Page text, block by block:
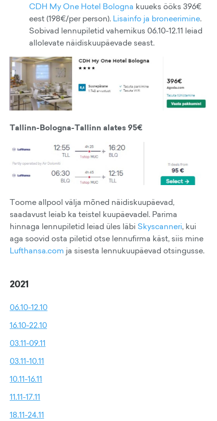
CDH My One Hotel Bologna kuueks ööks 396€
eest (198€/per person). Lisainfo ja broneerimine.
Sobivad lennupiletid vahemikus 06.10-12.11 leiad
allolevate näidiskuupäevade seast.
Tallinn-Bologna-Tallinn alates 95€
Toome allpool välja mõned näidiskuupäevad,
saadavust leiab ka teistel kuupäevadel. Parima
hinnaga lennupiletid leiad üles läbi Skyscanneri, kui
aga soovid osta piletid otse lennufirma käst, siis mine
Lufthansa.com ja sisesta lennukuupäevad otsingusse.
2021
06.10-12.10
16.10-22.10
03.11-09.11
03.11-10.11
10.11-16.11
11.11-17.11
18.11-24.11